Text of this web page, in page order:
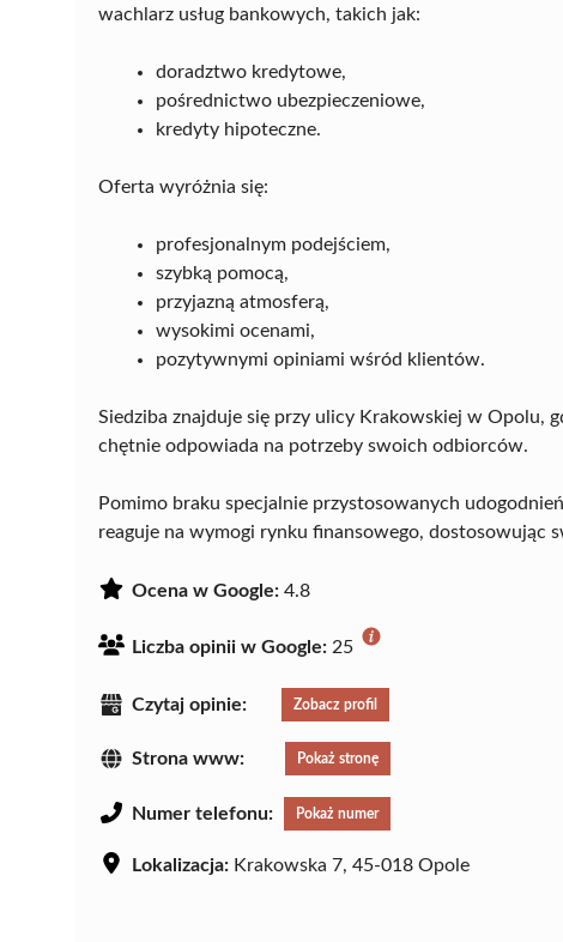
wachlarz usług bankowych, takich jak:
doradztwo kredytowe,
pośrednictwo ubezpieczeniowe,
kredyty hipoteczne.
Oferta wyróżnia się:
profesjonalnym podejściem,
szybką pomocą,
przyjazną atmosferą,
wysokimi ocenami,
pozytywnymi opiniami wśród klientów.
Siedziba znajduje się przy ulicy Krakowskiej w Opolu,
chętnie odpowiada na potrzeby swoich odbiorców.
Pomimo braku specjalnie przystosowanych
reaguje na wymogi rynku finansowego, dostosowując
Ocena w Google: 4.8
Liczba opinii w Google: 25
Czytaj opinie: Zobacz profil
Strona www: Pokaż stronę
Numer telefonu: Pokaż numer
Lokalizacja: Krakowska 7, 45-018 Opole